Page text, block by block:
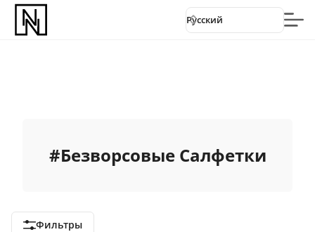
Русский
#Безворсовые Салфетки
Фильтры